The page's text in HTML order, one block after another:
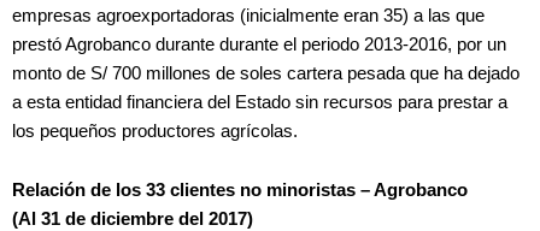
empresas agroexportadoras (inicialmente eran 35) a las que
prestó Agrobanco durante durante el periodo 2013-2016, por un
monto de S/ 700 millones de soles cartera pesada que ha dejado
a esta entidad financiera del Estado sin recursos para prestar a
los pequeños productores agrícolas.
Relación de los 33 clientes no minoristas – Agrobanco
(Al 31 de diciembre del 2017)